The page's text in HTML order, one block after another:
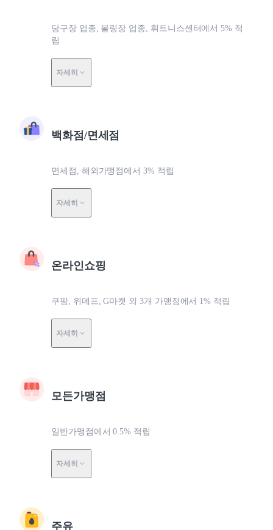
당구장 업종, 볼링장 업종, 휘트니스센터에서 5% 적
립
자세히
백화점/면세점
면세점, 해외가맹점에서 3% 적립
자세히
온라인쇼핑
쿠팡, 위메프, G마켓 외 3개 가맹점에서 1% 적립
자세히
모든가맹점
일반가맹점에서 0.5% 적립
자세히
주유